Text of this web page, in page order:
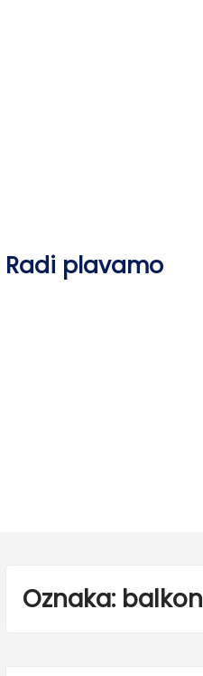
Radi plavamo
Oznaka: balkon